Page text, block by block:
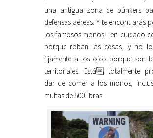
una antigua zona de búnkers
defensas aéreas. Y te encontrarás
los famosos monos. Ten cuidado
porque roban las cosas, y no
fijamente a los ojos porque son
territoriales. Está totalmente
dar de comer a los monos,
multas de 500 libras.